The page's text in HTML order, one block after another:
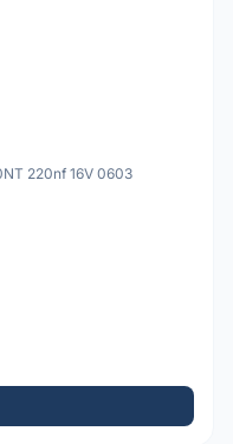
220nf 16V 0603